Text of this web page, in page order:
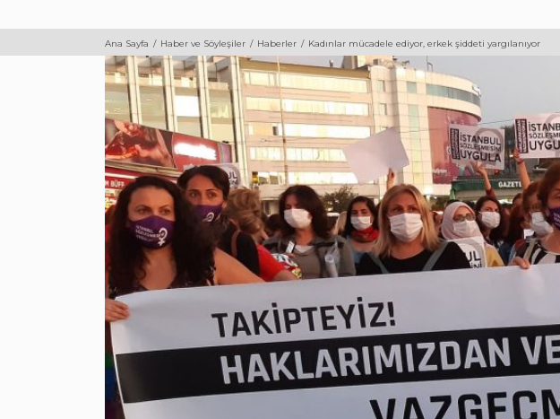
Ana Sayfa Haber ve Söyleşiler Haberler Kadınlar mücadele ediyor, erkek şiddeti yargılanıyor